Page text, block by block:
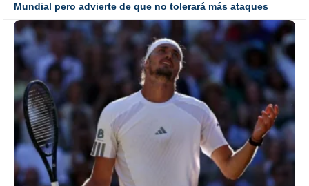
Mundial pero advierte de que no tolerará más ataques